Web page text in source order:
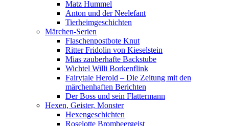
Matz Hummel
Anton und der Neelefant
Tierheimgeschichten
Märchen-Serien
Flaschenpostbote Knut
Ritter Fridolin von Kieselstein
Mias zauberhafte Backstube
Wichtel Willi Borkenflink
Fairytale Herold – Die Zeitung mit den
märchenhaften Berichten
Der Boss und sein Flattermann
Hexen, Geister, Monster
Hexengeschichten
Roselotte Brombeergeist